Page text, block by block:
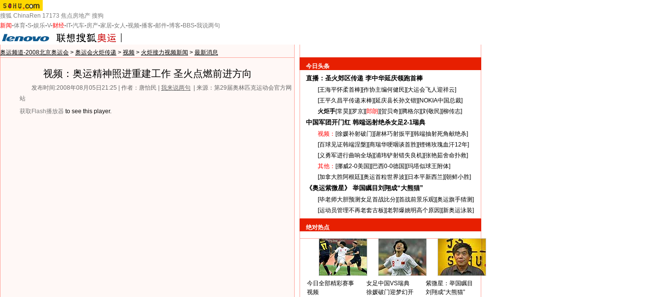
搜狐 ChinaRen 17173 焦点房地产 搜狗
新闻-体育-S-娱乐-V-财经- IT-汽车-房产-家居-女人-视频-播客-邮件-博客-BBS-我说两句
奥运频道-2008北京奥运会 > 奥运会火炬传递 > 视频 > 火炬接力视频新闻 > 最新消息
视频：奥运精神照进重建工作 圣火点燃前进方向
发布时间:2008年08月05日21:25 | 作者：唐怡民 | 我来说两句
| 来源：第29届奥林匹克运动会官方网
站
获取Flash播放器 to see this player.
今日头条
直播：圣火郊区传递 李中华延庆领跑首棒
[王海平怀柔首棒][作协主编何健民][大运会飞人迎祥云]
[王平久昌平传递末棒][延庆县长孙文锴][NOKIA中国总裁]
火炬手[常昊][罗京][郎朗][贺贝奇][腾格尔][刘敬民][柳传志]
中国军团开门红 韩端远射绝杀女足2-1瑞典
视频： [徐媛补射破门][谢林巧射扳平][韩端抽射死角献绝杀]
[百球见证韩端涅槃][商瑞华哽咽谈首胜][铿锵玫瑰血汗12年]
[义勇军进行曲响全场][浦玮铲射错失良机][张艳茹舍命扑救]
其他： [挪威2-0美国][巴西0-0德国][玛塔似球王附体]
[加拿大胜阿根廷][奥运首粒世界波][日本平新西兰][朝鲜小胜]
《奥运紫微星》 举国瞩目刘翔成“大熊猫”
[毕老师大胆预测女足首战比分][首战前景乐观][奥运旗手猜测]
[运动员管理不再老套古板][老郭爆姚明高个原因][新奥运泳装]
绝对热点
今日全部精彩赛事
视频
女足中国VS瑞典
徐媛破门迎梦幻开
紫微星：举国瞩目
刘翔成“大熊猫”